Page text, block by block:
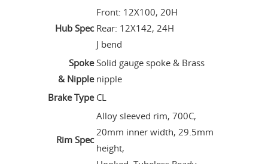
Hub Spec
Front: 12X100, 20H
Rear: 12X142, 24H
J bend
Spoke
& Nipple
Solid gauge spoke & Brass
nipple
Brake Type CL
Rim Spec
Alloy sleeved rim, 700C,
20mm inner width, 29.5mm
height,